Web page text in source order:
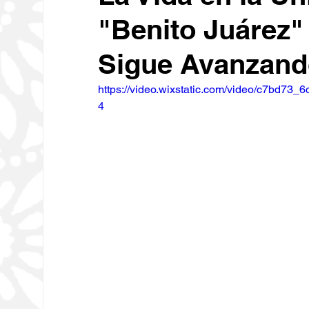
Educación Economía
Deportes Medio Ambiente
"Benito Juárez"
Sigue
https://video.wixstatic.com/video/
4